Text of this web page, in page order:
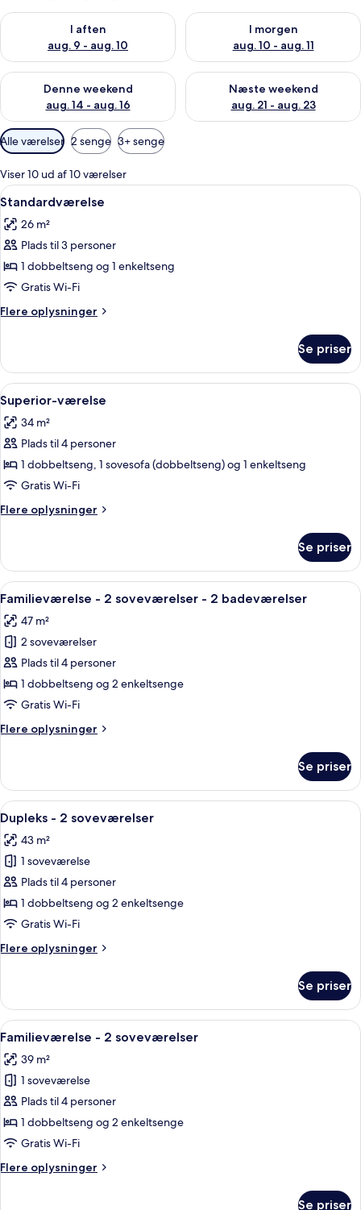
I aften
aug. 9 - aug. 10
Tjek tilgængelighed for i aften aug. 9 - aug. 10
I morgen
aug. 10 - aug. 11
Tjek tilgængelighed for i
Denne weekend
aug. 14 - aug. 16
Tjek tilgængelighed for denne weekend aug. 14 - aug. 16
Næste weekend
aug. 21 - aug. 23
Tjek tilgængelighed for næste
Tilgængelige
filtre
for
værelser
Alle værelser 2 senge 3+ senge
Viser 10 ud af 10 værelser
Indlæs
alle
billeder
af
Standardværelse
Et hotelværelse med to senge, et
5
Standardværelse
26 m²
Plads til 3 personer
1 dobbeltseng og 1 enkeltseng
Gratis Wi-Fi
Flere oplysninger
Flere
Se priser
Indlæs
alle
billeder
af
Superior-
værelse
Et hotelværelse med en stor seng,
4
Superior-værelse
34 m²
Plads til 4 personer
1 dobbeltseng, 1 sovesofa (dobbeltseng) og 1 enkeltseng
Gratis Wi-Fi
Flere oplysninger
Flere
værelse
Se priser
Indlæs
alle
billeder
af
Familieværelse
-
2
-
Premium-sengetøj, gratis minibar,
4
Familieværelse - 2 soveværelser - 2 badeværelser
47 m²
2 soveværelser
Plads til 4 personer
1 dobbeltseng og 2 enkeltsenge
Gratis Wi-Fi
Flere oplysninger
Flere
-
soveværelser
2
badeværelser
Se priser
Indlæs
alle
billeder
af
Dupleks
-
2
Et moderne hotelværelse med en
5
Dupleks - 2 soveværelser
43 m²
1 soveværelse
Plads til 4 personer
1 dobbeltseng og 2 enkeltsenge
Gratis Wi-Fi
Flere oplysninger
Flere
-
soveværelser
Se priser
Indlæs
alle
billeder
af
Familieværelse
-
2
Et hotelværelse med en seng, et
5
Familieværelse - 2 soveværelser
39 m²
1 soveværelse
Plads til 4 personer
1 dobbeltseng og 2 enkeltsenge
Gratis Wi-Fi
Flere oplysninger
Flere
Se priser